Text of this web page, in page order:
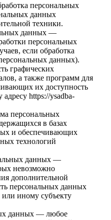
персональных
данных
техники.
данных —
персональных
если обработка
данных).
графических
а также программ для
их доступность
адресу https://ysadba-
персональных
в базах
и обеспечивающих
технологий
данных —
невозможно
дополнительной
персональных данных
иному субъекту
данных — любое